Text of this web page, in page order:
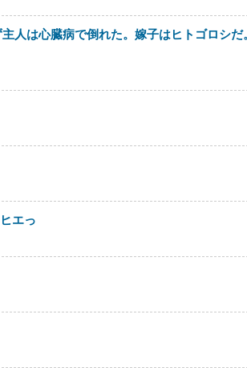
人は心臓病で倒れた。嫁子はヒトゴロシだ
エっ